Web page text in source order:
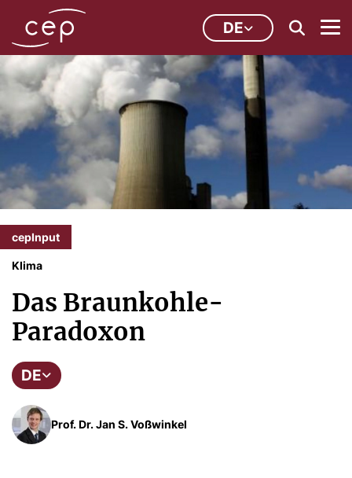
DE
cepInput
Klima
Das Braunkohle-
Paradoxon
DE
Prof. Dr. Jan S. Voßwinkel